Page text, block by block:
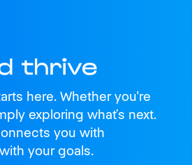
here. Whether you're
exploring what’s next.
you with
your goals.